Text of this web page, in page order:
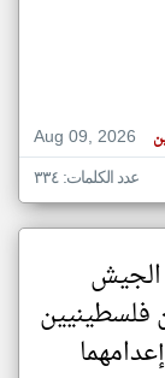
Aug 09, 2026
عدد الكلمات: ٣٣٤
فلسطينيين